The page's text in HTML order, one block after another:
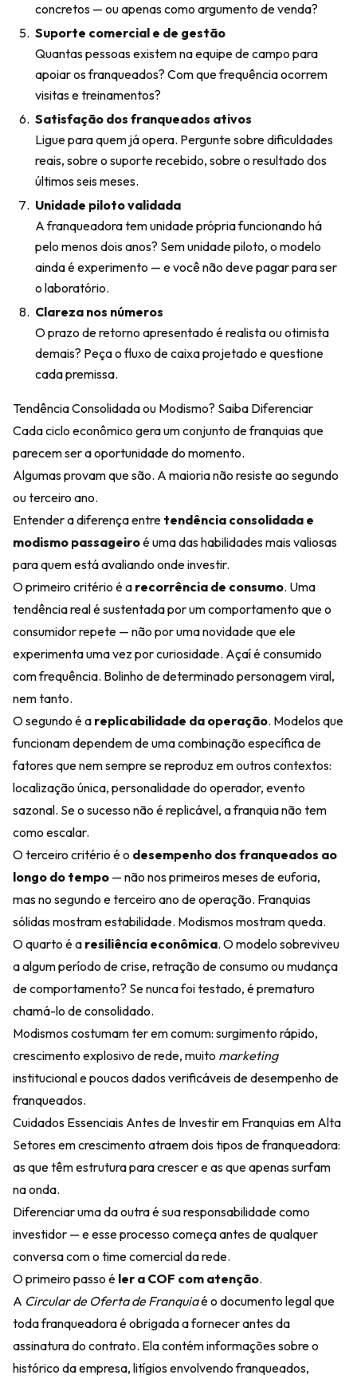
concretos — ou apenas como argumento de venda?
Suporte comercial e de gestão
Quantas pessoas existem na equipe de campo para
apoiar os franqueados? Com que frequência ocorrem
visitas e treinamentos?
Satisfação dos franqueados ativos
Ligue para quem já opera. Pergunte sobre dificuldades
reais, sobre o suporte recebido, sobre o resultado dos
últimos seis meses.
Unidade piloto validada
A franqueadora tem unidade própria funcionando há
pelo menos dois anos? Sem unidade piloto, o modelo
ainda é experimento — e você não deve pagar para ser
o laboratório.
Clareza nos números
O prazo de retorno apresentado é realista ou otimista
demais? Peça o fluxo de caixa projetado e questione
cada premissa.
Tendência Consolidada ou Modismo? Saiba Diferenciar
Cada ciclo econômico gera um conjunto de franquias que
parecem ser a oportunidade do momento.
Algumas provam que são. A maioria não resiste ao segundo
ou terceiro ano.
Entender a diferença entre tendência consolidada e
modismo passageiroé uma das habilidades mais valiosas
para quem está avaliando onde investir.
O primeiro critério é a recorrência de consumo. Uma
tendência real é sustentada por um comportamento que o
consumidor repete — não por uma novidade que ele
experimenta uma vez por curiosidade. Açaí é consumido
com frequência. Bolinho de determinado personagem viral,
nem tanto.
O segundo é a replicabilidade da operação. Modelos que
funcionam dependem de uma combinação específica de
fatores que nem sempre se reproduz em outros contextos:
localização única, personalidade do operador, evento
sazonal. Se o sucesso não é replicável, a franquia não tem
como escalar.
O terceiro critério é o desempenho dos franqueados ao
longo do tempo — não nos primeiros meses de euforia,
mas no segundo e terceiro ano de operação. Franquias
sólidas mostram estabilidade. Modismos mostram queda.
O quarto é a resiliência econômica. O modelo sobreviveu
a algum período de crise, retração de consumo ou mudança
de comportamento? Se nunca foi testado, é prematuro
chamá-lo de consolidado.
Modismos costumam ter em comum: surgimento rápido,
crescimento explosivo de rede, muito marketing
institucional e poucos dados verificáveis de desempenho de
franqueados.
Cuidados Essenciais Antes de Investir em Franquias em Alta
Setores em crescimento atraem dois tipos de franqueadora:
as que têm estrutura para crescer e as que apenas surfam
na onda.
Diferenciar uma da outra é sua responsabilidade como
investidor — e esse processo começa antes de qualquer
conversa com o time comercial da rede.
O primeiro passo é ler a COF com atenção.
A Circular de Oferta de Franquiaé o documento legal que
toda franqueadora é obrigada a fornecer antes da
assinatura do contrato. Ela contém informações sobre o
histórico da empresa, litígios envolvendo franqueados,